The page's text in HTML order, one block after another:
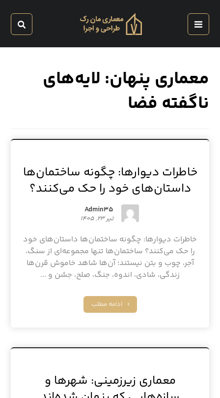
معماری پنهان: لایه‌های
ناگفته فضا
خاطرات دیوارها: چگونه ساختمان‌ها
داستان‌های خود را حک می‌کنند؟
Admin۳۵
تیر ۲۳, ۱۴۰۵
خاطرات دیوارها: چگونه ساختمان‌ها داستان‌های خود
را حک می‌کنند؟ ساختمان‌ها تنها مجموعه‌ای از سنگ،
آجر، چوب و بتن نیستند؛ آن‌ها شاهد خاموش قرن‌ها
زندگی، شادی، اندوه، جنگ، صلح، جشن و ...
ادامه مطلب
معماری زیرزمینی: شهرها و